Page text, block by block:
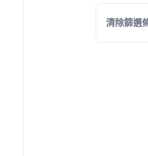
清除篩選